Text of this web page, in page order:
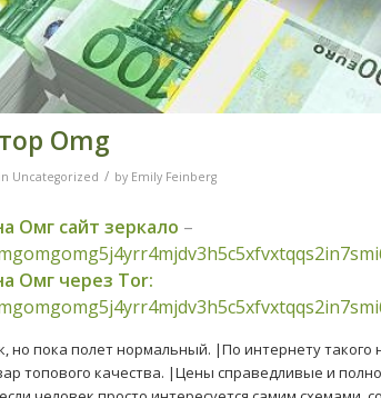
Omg
in Uncategorized / by Emily Feinberg
Омг сайт зеркало –
Омг через Tor:
но пока полет нормальный. |По интернету
топового качества. |Цены справедливые и